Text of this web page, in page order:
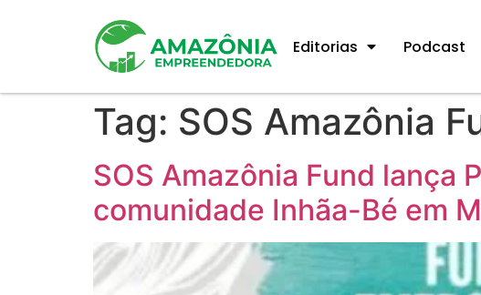
Editorias Podcast
Tag: SOS Amazônia
SOS Amazônia Fund lança
comunidade Inhãa-Bé em